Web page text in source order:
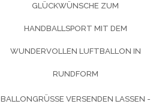
GLÜCKWÜNSCHE ZUM
HANDBALLSPORT MIT DEM
WUNDERVOLLEN LUFTBALLON IN
RUNDFORM
BALLONGRÜSSE VERSENDEN LASSEN - L